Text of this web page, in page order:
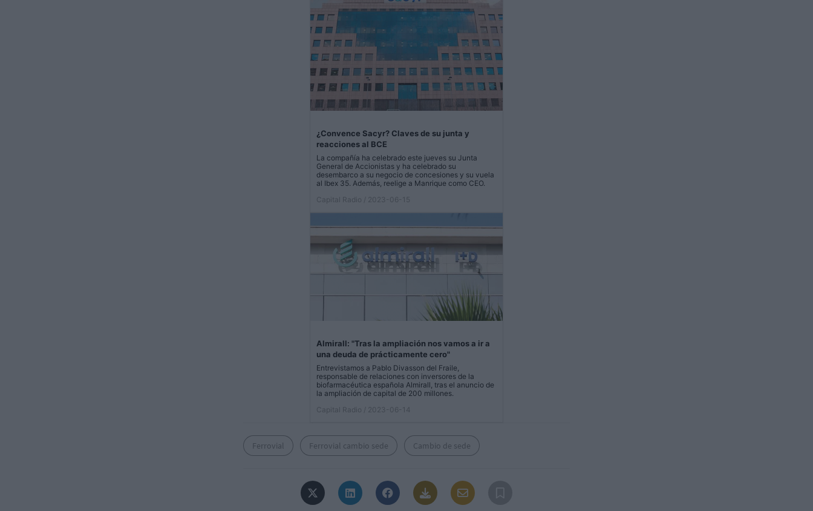
¿Convence Sacyr? Claves de su junta y
reacciones al BCE
La compañía ha celebrado este jueves su Junta
General de Accionistas y ha celebrado su
desembarco a su negocio de concesiones y su vuela
al Ibex 35. Además, reelige a Manrique como CEO.
Capital Radio
/ 2023-06-15
Almirall: "Tras la ampliación nos vamos a ir a
una deuda de prácticamente cero"
Entrevistamos a Pablo Divasson del Fraile,
responsable de relaciones con inversores de la
biofarmacéutica española Almirall, tras el anuncio de
la ampliación de capital de 200 millones.
Capital Radio
/ 2023-06-14
Ferrovial Ferrovial cambio sede Cambio de sede